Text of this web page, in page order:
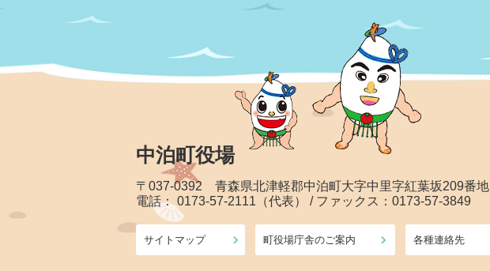
中泊町役場
〒037-0392 青森県北津軽郡中泊町大字中里字紅葉坂209番地
電話： 0173-57-2111（代表） / ファックス：0173-57-3849
サイトマップ 町役場庁舎のご案内 各種連絡先